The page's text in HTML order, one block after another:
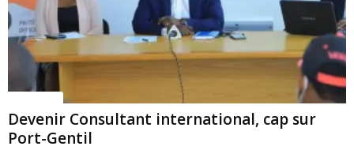
Devenir Consultant international, cap sur
Port-Gentil